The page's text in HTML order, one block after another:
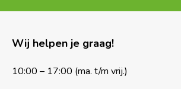
Wij helpen je graag!
10:00 – 17:00 (ma. t/m vrij.)